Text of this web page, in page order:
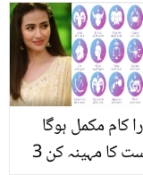
کام مکمل ہوگا
اور.. اگست کا مہینہ کن 3